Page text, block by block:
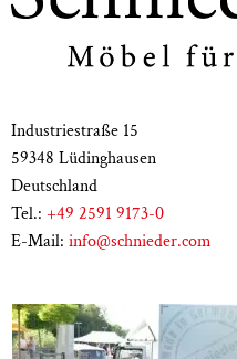
Industriestraße 15
59348 Lüdinghausen
Deutschland
Tel.: +49 2591 9173-0
E-Mail: info@schnieder.com